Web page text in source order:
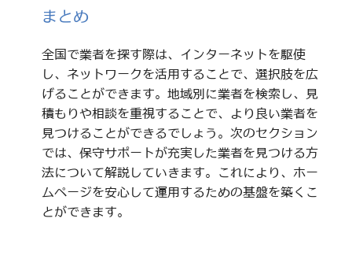
まとめ
全国で業者を探す際は、インターネットを駆使
し、ネットワークを活用することで、選択肢を広
げることができます。地域別に業者を検索し、見
積もりや相談を重視することで、より良い業者を
見つけることができるでしょう。次のセクション
では、保守サポートが充実した業者を見つける方
法について解説していきます。これにより、ホー
ムページを安心して運用するための基盤を築くこ
とができます。